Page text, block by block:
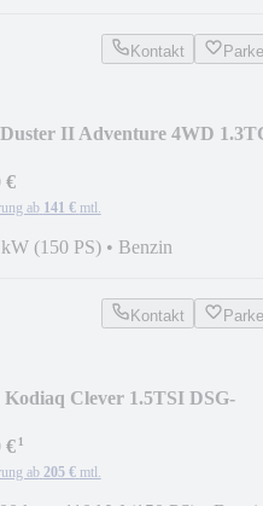
Kontakt
II Adventure 4WD
€
ab 141 € mtl.
kW (150 PS) • Benzin
Kontakt
Kodiaq Clever 1.5TSI DSG-
€¹
ab 205 € mtl.